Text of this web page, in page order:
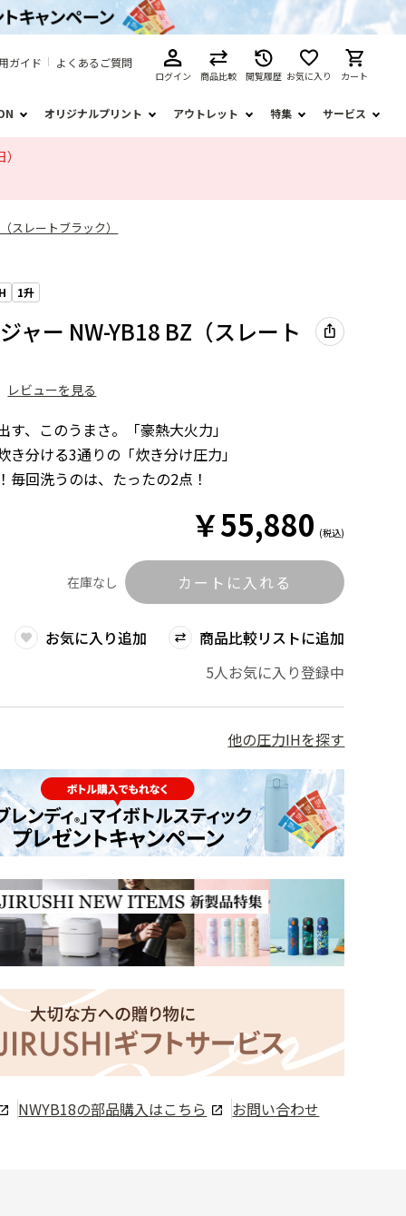
ガイド よくあるご質問
ログイン 商品比較 閲覧履歴 お気に入り カート
オリジナルプリント アウトレット 特集 サービス
スレートブラック）
1升
ャー NW-YB18 BZ（スレート
レビューを見る
、このうまさ。「豪熱大火力」
分ける3通りの「炊き分け圧力」
回洗うのは、たったの2点！
￥55,880 (税込)
在庫なし カートに入れる
お気に入り追加
商品比較リストに追加
5人お気に入り登録中
他の圧力IHを探す
NWYB18の部品購入はこちら お問い合わせ